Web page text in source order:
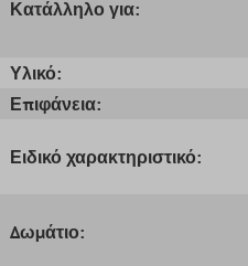
Κατάλληλο για:
Υλικό:
Επιφάνεια:
Ειδικό χαρακτηριστικό:
Δωμάτιο: